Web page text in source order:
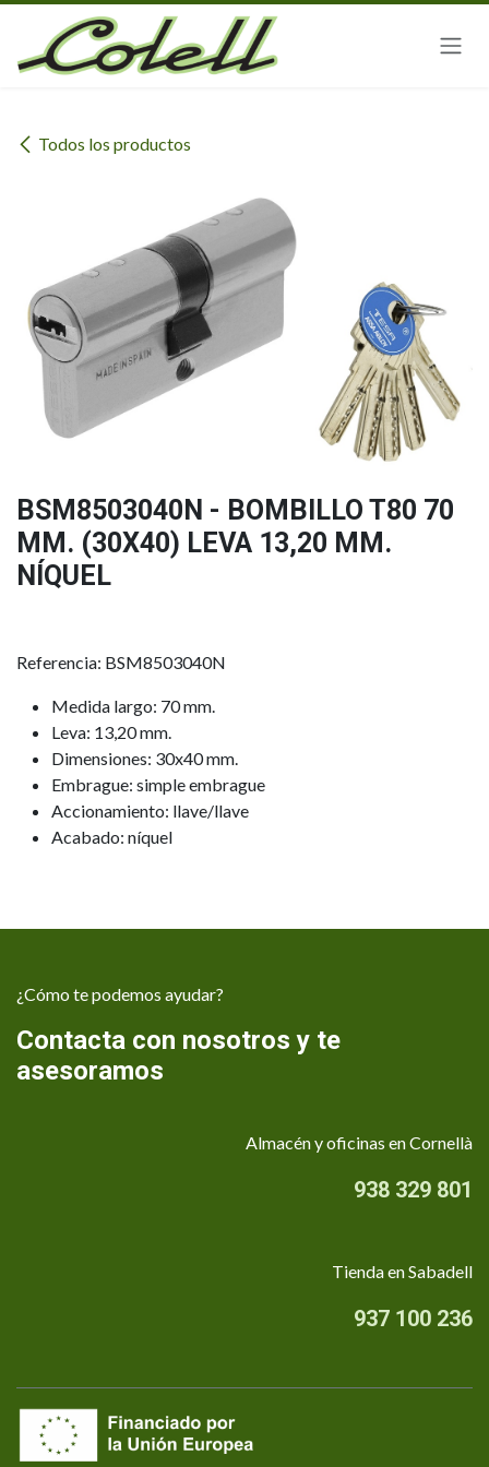
Ir al contenido
Todos los productos
BSM8503040N - BOMBILLO T80 70
MM. (30X40) LEVA 13,20 MM.
NÍQUEL
Referencia: BSM8503040N
Medida largo: 70 mm.
Leva: 13,20 mm.
Dimensiones: 30x40 mm.
Embrague: simple embrague
Accionamiento: llave/llave
Acabado: níquel
¿Cómo te podemos ayudar?
Contacta con nosotros y te
asesoramos
Almacén y oficinas en Cornellà
938 329 801
Tienda en Sabadell
937 100 236